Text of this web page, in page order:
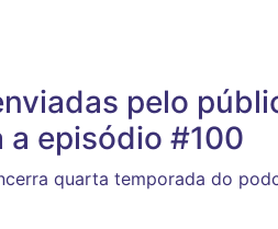
pelo
episódio #100
quarta temporada do